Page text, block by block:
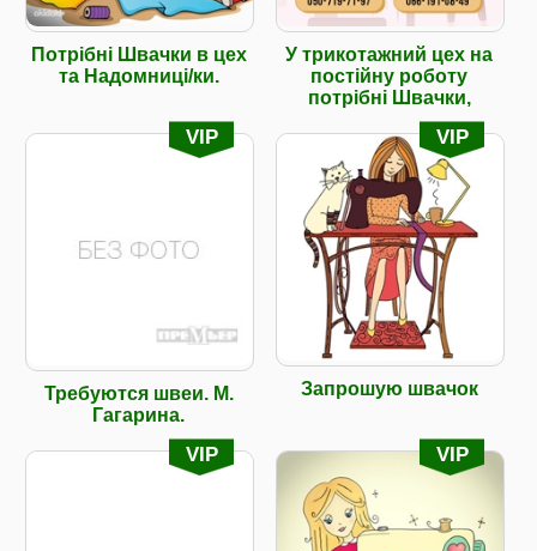
Потрібні Швачки в цех
та Надомниці/ки.
У трикотажний цех на
постійну роботу
потрібні Швачки,
VIP
Требуются швеи. М.
Гагарина.
VIP
Запрошую швачок
VIP VIP